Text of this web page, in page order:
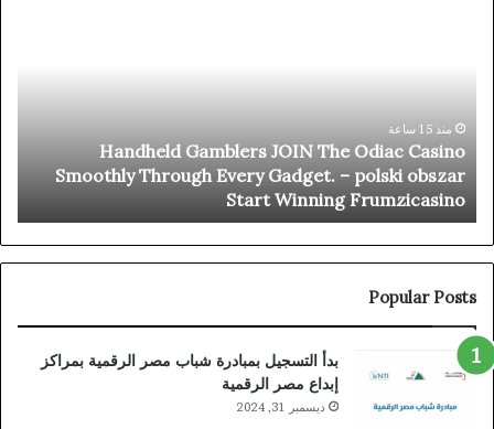
Smoothly
Through
Every
Gadget.
–
polski
obszar
Start
Frumzicasino
منذ 15 ساعة
Handheld Gamblers JOIN The Odiac Casino
Smoothly Through Every Gadget. – polski obszar
Start Winning Frumzicasino
Popular Posts
بدأ التسجيل بمبادرة شباب مصر الرقمية بمراكز
إبداع مصر الرقمية
ديسمبر 31, 2024